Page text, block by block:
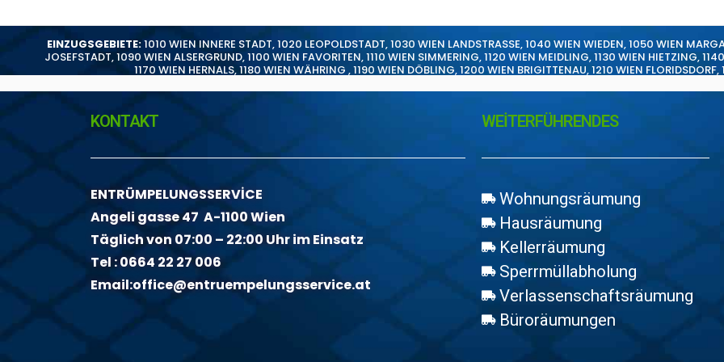
EINZUGSGEBIETE:1010 WIEN INNERE STADT,1020 LEOPOLDSTADT,1030 WIEN LANDSTRASSE,1040 WIEN WIEDEN,1050 WIEN
JOSEFSTADT,1090 WIEN ALSERGRUND,1100 WIEN FAVORITEN,1110 WIEN SIMMERING,1120 WIEN MEIDLING,1130 WIEN HIETZING,
1170 WIEN HERNALS,1180 WIEN WÄHRING ,1190 WIEN DÖBLING,1200 WIEN BRIGITTENAU,1210 WIEN FLORIDSDORF,
KONTAKT
ENTRÜMPELUNGSSERVİCE
Angeli gasse 47 A-1100 Wien
Täglich von 07:00 – 22:00 Uhr im Einsatz
Tel :0664 22 27 006
Email:office@entruempelungsservice.at
WEİTERFÜHRENDES
Wohnungsräumung
Hausräumung
Kellerräumung
Sperrmüllabholung
Verlassenschaftsräumung
Büroräumungen